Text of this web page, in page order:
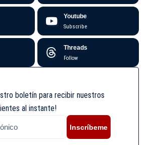
Youtube
Subscribe
Threads
Follow
boletín para recibir nuestros
al instante!
Inscríbeme